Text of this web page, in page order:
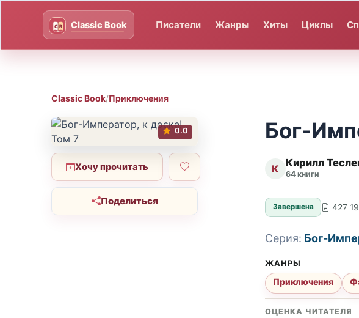
Писатели Жанры Хиты Циклы
Classic Book/Приключения
0.0
Хочу прочитать
Поделиться
Бог-
К Кирилл
64 книги
Завершена 427
Серия: Бог-
ЖАНРЫ
Приключения
ОЦЕНКА ЧИТАТЕЛЯ